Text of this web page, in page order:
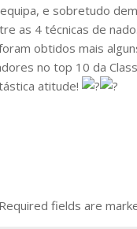
e sobretudo
as 4 técnicas de nado.
obtidos mais
no top 10 da
atitude!
Required fields are